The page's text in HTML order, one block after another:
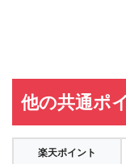
他の共通ポ
楽天ポイント